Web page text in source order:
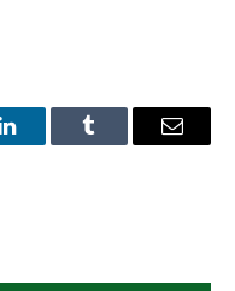
LinkedInTumblr
E-